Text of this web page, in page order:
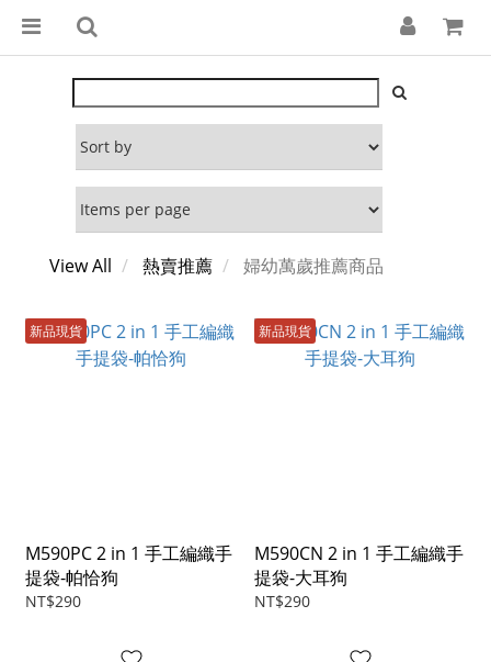
View All 熱賣推薦 婦幼萬歲推薦商品
新品現貨
M590PC 2 in 1 手工編織手
提袋-帕恰狗
NT$290
新品現貨
M590CN 2 in 1 手工編織手
提袋-大耳狗
NT$290